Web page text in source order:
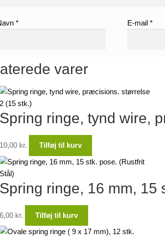
* E-mail*
varer
ringe, tynd wire,
kr. Tilføj til kurv
ringe, 16 mm, 15
kr. Tilføj til kurv